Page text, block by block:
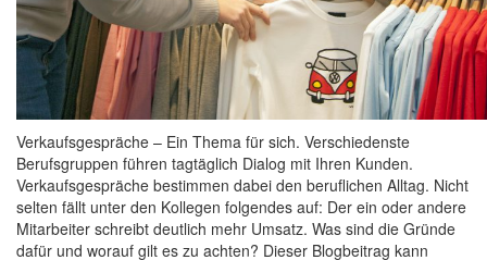
Verkaufsgespräche – Ein Thema für sich. Verschiedenste
Berufsgruppen führen tagtäglich Dialog mit Ihren Kunden.
Verkaufsgespräche bestimmen dabei den beruflichen Alltag. Nicht
selten fällt unter den Kollegen folgendes auf: Der ein oder andere
Mitarbeiter schreibt deutlich mehr Umsatz. Was sind die Gründe
dafür und worauf gilt es zu achten? Dieser Blogbeitrag kann